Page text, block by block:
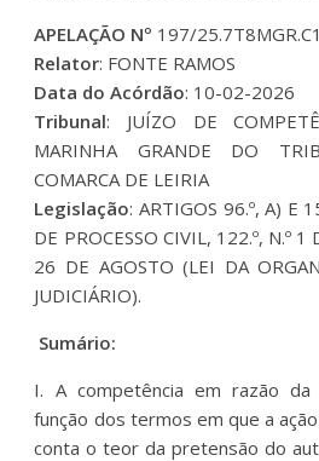
APELAÇÃO Nº 197/25.7T8MGR.C1
Relator: FONTE RAMOS
Data do Acórdão: 10-02-2026
Tribunal: JUÍZO DE
MARINHA GRANDE DO
COMARCA DE LEIRIA
Legislação: ARTIGOS 96.º, A) E
DE PROCESSO CIVIL, 122.º, N.º
26 DE AGOSTO (LEI DA
JUDICIÁRIO).
Sumário:
I. A competência em razão
função dos termos em que a
conta o teor da pretensão do